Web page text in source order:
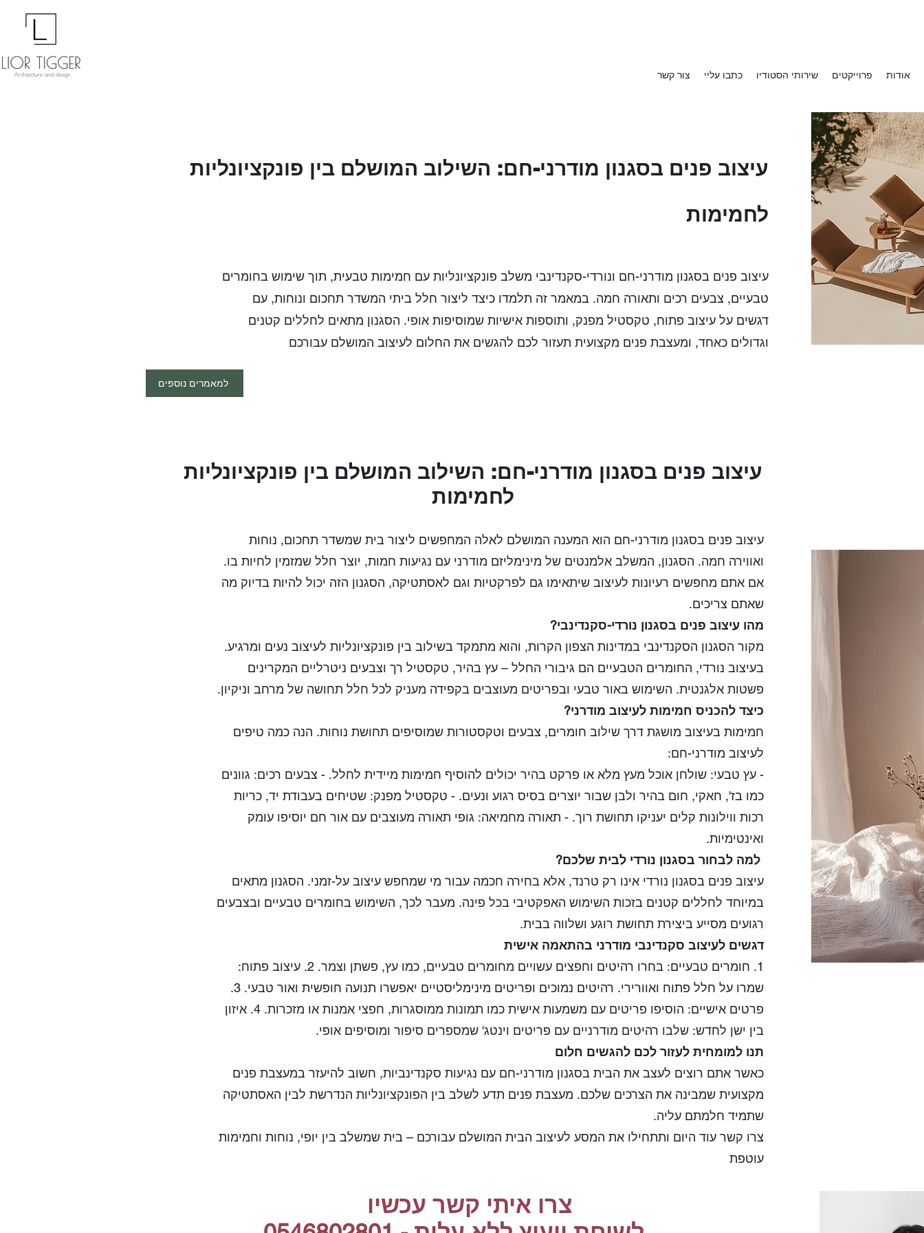
צור קשר כתבו עליי שירותי הסטודיו פרוייקטים אודות
עיצוב פנים בסגנון מודרני-חם: השילוב המושלם בין פונקציונליות
לחמימות
עיצוב פנים בסגנון מודרני-חם ונורדי-סקנדינבי משלב פונקציונליות עם חמימות טבעית, תוך שימוש בחומרים
טבעיים, צבעים רכים ותאורה חמה. במאמר זה תלמדו כיצד ליצור חלל ביתי המשדר תחכום ונוחות, עם
דגשים על עיצוב פתוח, טקסטיל מפנק, ותוספות אישיות שמוסיפות אופי. הסגנון מתאים לחללים קטנים
וגדולים כאחד, ומעצבת פנים מקצועית תעזור לכם להגשים את החלום לעיצוב המושלם עבורכם
למאמרים נוספים
עיצוב פנים בסגנון מודרני-חם: השילוב המושלם בין פונקציונליות
לחמימות
עיצוב פנים בסגנון מודרני-חם הוא המענה המושלם לאלה המחפשים ליצור בית שמשדר תחכום, נוחות
ואווירה חמה. הסגנון, המשלב אלמנטים של מינימליזם מודרני עם נגיעות חמות, יוצר חלל שמזמין לחיות בו.
אם אתם מחפשים רעיונות לעיצוב שיתאימו גם לפרקטיות וגם לאסתטיקה, הסגנון הזה יכול להיות בדיוק מה
שאתם צריכים.
מהו עיצוב פנים בסגנון נורדי-סקנדינבי?
‫מקור הסגנון הסקנדינבי במדינות הצפון הקרות, והוא מתמקד בשילוב בין פונקציונליות לעיצוב נעים ומרגיע.
בעיצוב נורדי, החומרים הטבעיים הם גיבורי החלל – עץ בהיר, טקסטיל רך וצבעים ניטרליים המקרינים
פשטות אלגנטית. השימוש באור טבעי ובפריטים מעוצבים בקפידה מעניק לכל חלל תחושה של מרחב וניקיון.
כיצד להכניס חמימות לעיצוב מודרני?
‫חמימות בעיצוב מושגת דרך שילוב חומרים, צבעים וטקסטורות שמוסיפים תחושת נוחות. הנה כמה טיפים
לעיצוב מודרני-חם:
‫- עץ טבעי: שולחן אוכל מעץ מלא או פרקט בהיר יכולים להוסיף חמימות מיידית לחלל. ‫- צבעים רכים: גוונים
כמו בז', חאקי, חום בהיר ולבן שבור יוצרים בסיס רגוע ונעים. ‫- טקסטיל מפנק: שטיחים בעבודת יד, כריות
רכות ווילונות קלים יעניקו תחושת רוך. ‫- תאורה מחמיאה: גופי תאורה מעוצבים עם אור חם יוסיפו עומק
ואינטימיות.
למה לבחור בסגנון נורדי לבית שלכם?
‫עיצוב פנים בסגנון נורדי אינו רק טרנד, אלא בחירה חכמה עבור מי שמחפש עיצוב על-זמני. הסגנון מתאים
במיוחד לחללים קטנים בזכות השימוש האפקטיבי בכל פינה. מעבר לכך, השימוש בחומרים טבעיים ובצבעים
רגועים מסייע ביצירת תחושת רוגע ושלווה בבית.
דגשים לעיצוב סקנדינבי מודרני בהתאמה אישית
‫1. חומרים טבעיים: בחרו רהיטים וחפצים עשויים מחומרים טבעיים, כמו עץ, פשתן וצמר. ‫2. עיצוב פתוח:
שמרו על חלל פתוח ואוורירי. רהיטים נמוכים ופריטים מינימליסטיים יאפשרו תנועה חופשית ואור טבעי. ‫3.
פרטים אישיים: הוסיפו פריטים עם משמעות אישית כמו תמונות ממוסגרות, חפצי אמנות או מזכרות. ‫4. איזון
בין ישן לחדש: שלבו רהיטים מודרניים עם פריטים וינטג' שמספרים סיפור ומוסיפים אופי.
תנו למומחית לעזור לכם להגשים חלום
‫כאשר אתם רוצים לעצב את הבית בסגנון מודרני-חם עם נגיעות סקנדינביות, חשוב להיעזר במעצבת פנים
מקצועית שמבינה את הצרכים שלכם. מעצבת פנים תדע לשלב בין הפונקציונליות הנדרשת לבין האסתטיקה
שתמיד חלמתם עליה.
‫צרו קשר עוד היום ותתחילו את המסע לעיצוב הבית המושלם עבורכם – בית שמשלב בין יופי, נוחות וחמימות
עוטפת
צרו איתי קשר עכשיו